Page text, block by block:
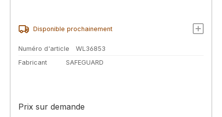
Disponible prochainement
Numéro d'article
WL36853
Fabricant
SAFEGUARD
Prix sur demande